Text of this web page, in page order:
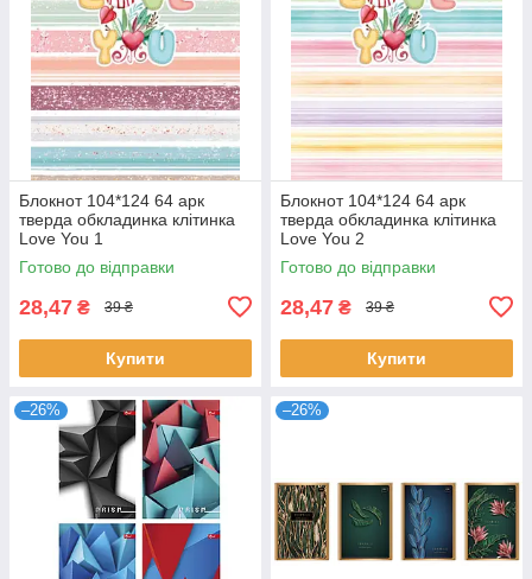
Блокнот 104*124 64 арк
тверда обкладинка клітинка
Love You 1
Готово до відправки
28,47 ₴ 39 ₴
Купити
Блокнот 104*124 64 арк
тверда обкладинка клітинка
Love You 2
Готово до відправки
28,47 ₴ 39 ₴
Купити
–26% –26%